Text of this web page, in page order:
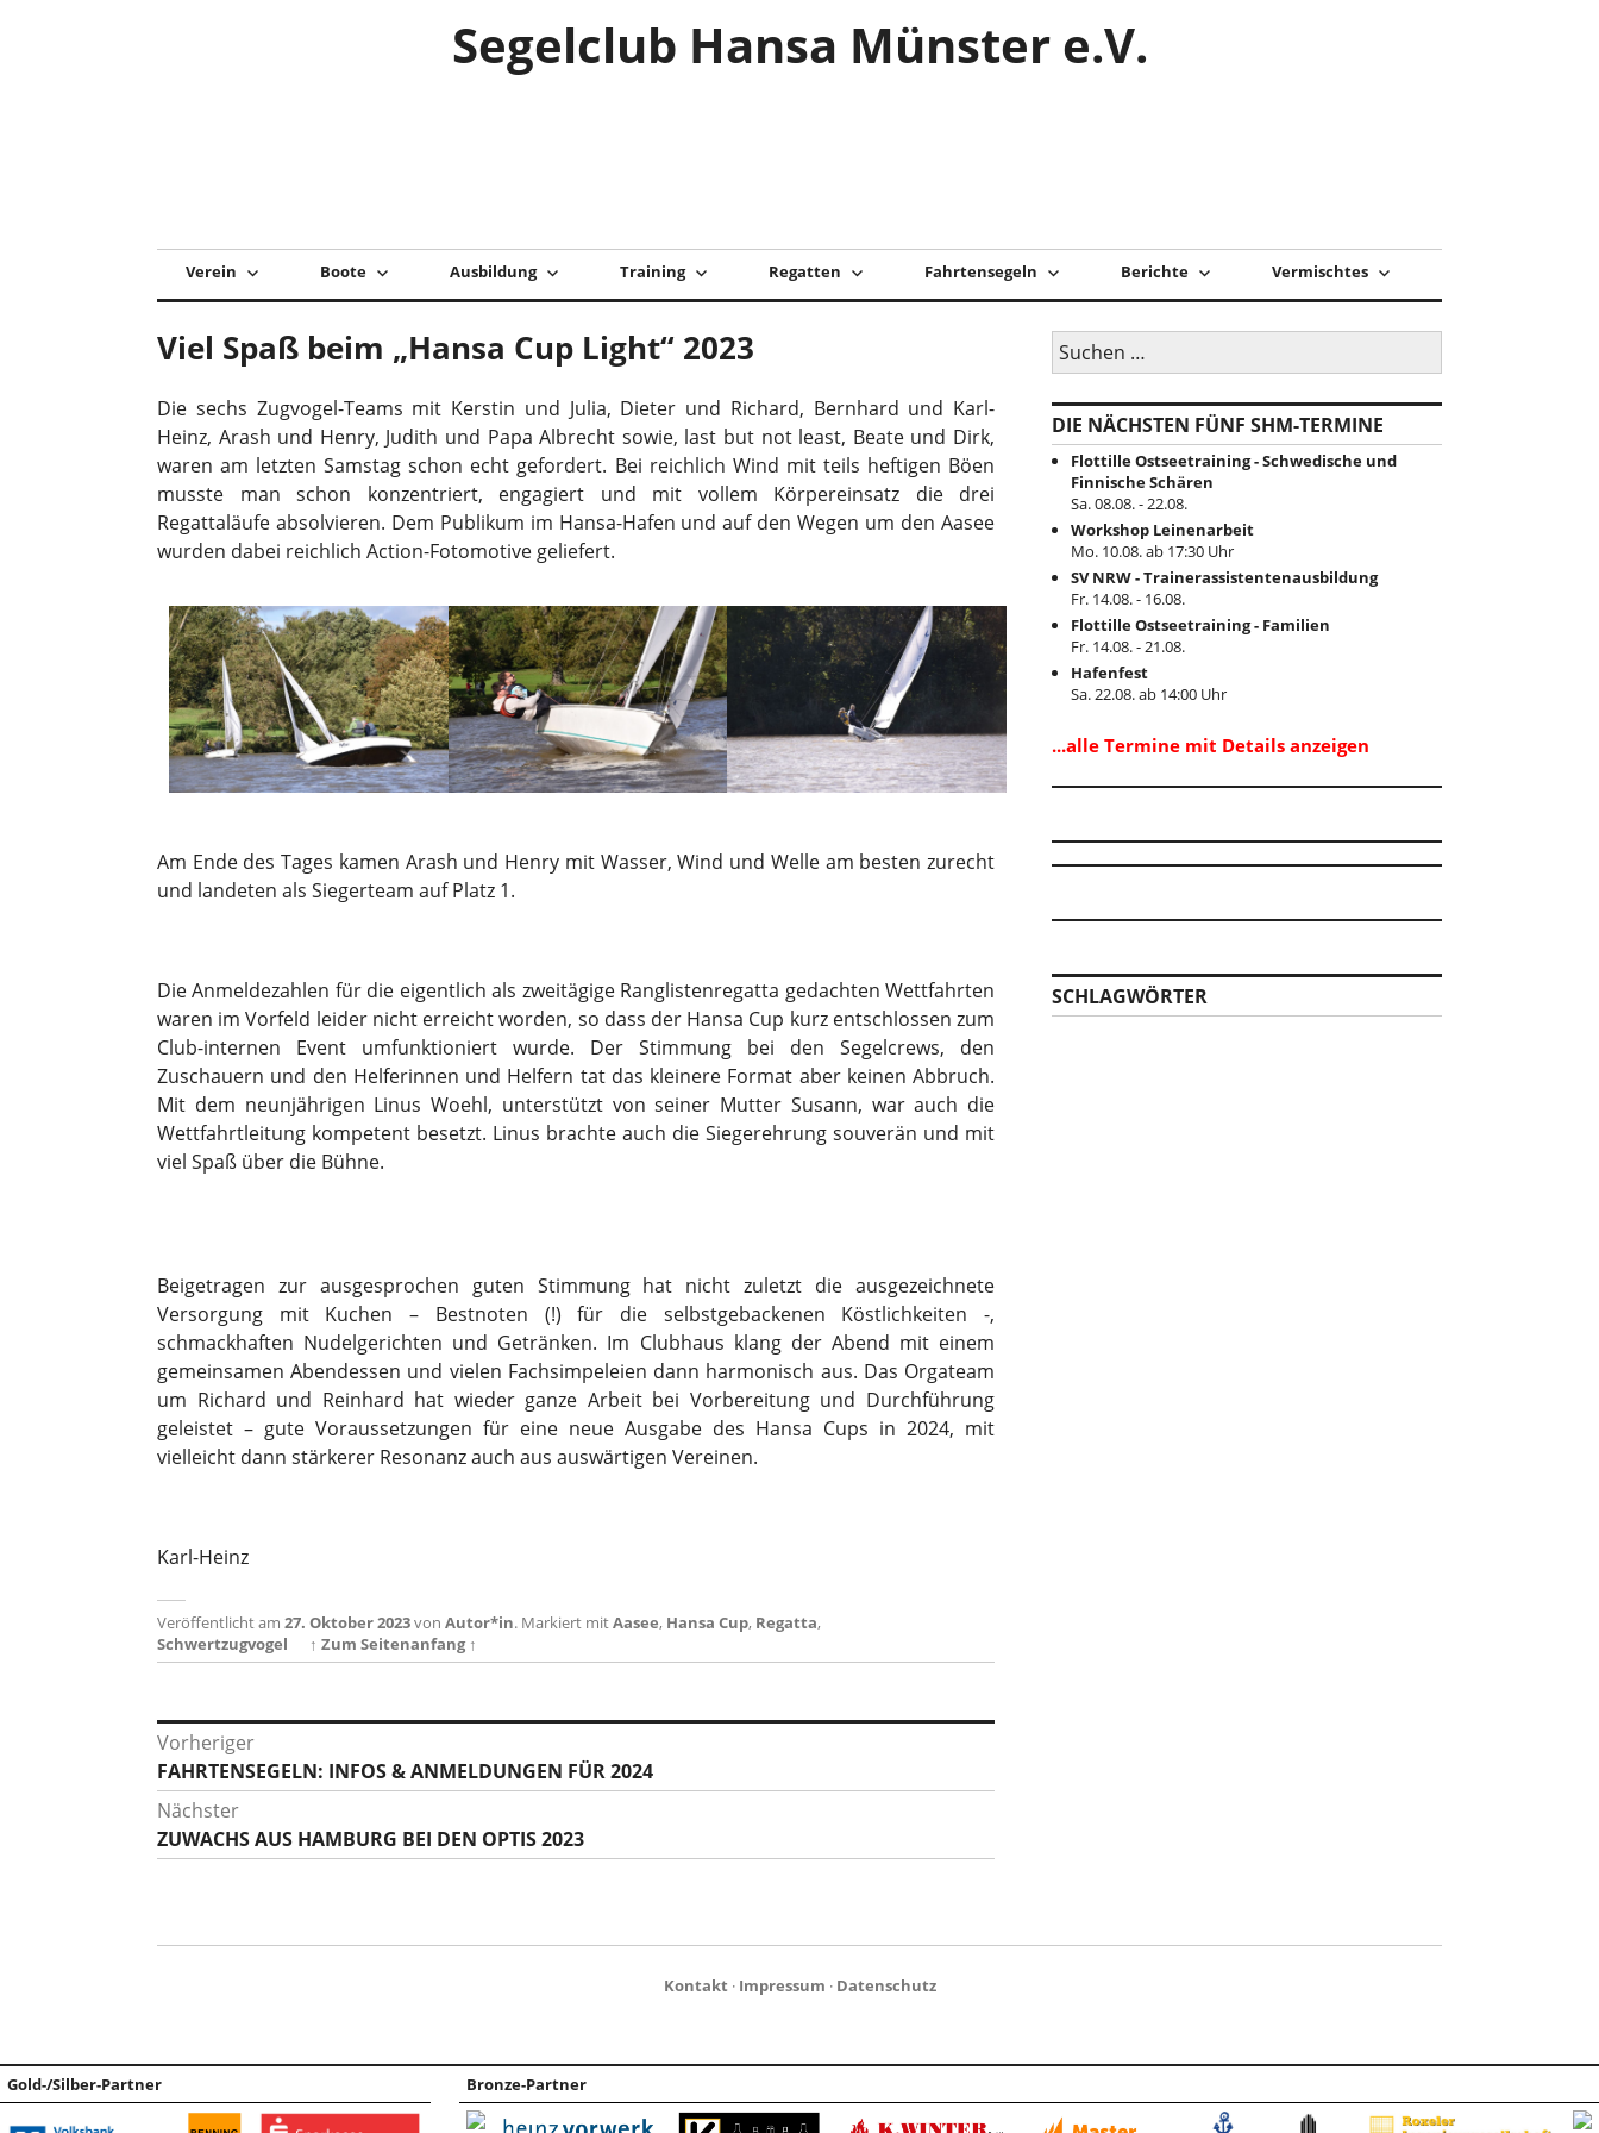
Segelclub Hansa Münster e.V.
Verein Boote Ausbildung Training Regatten Fahrtensegeln Berichte Vermischtes
Viel Spaß beim „Hansa Cup Light“ 2023
Die sechs Zugvogel-Teams mit Kerstin und Julia, Dieter und Richard, Bernhard und Karl-
Heinz, Arash und Henry, Judith und Papa Albrecht sowie, last but not least, Beate und Dirk,
waren am letzten Samstag schon echt gefordert. Bei reichlich Wind mit teils heftigen Böen
musste man schon konzentriert, engagiert und mit vollem Körpereinsatz die drei
Regattaläufe absolvieren. Dem Publikum im Hansa-Hafen und auf den Wegen um den Aasee
wurden dabei reichlich Action-Fotomotive geliefert.
Am Ende des Tages kamen Arash und Henry mit Wasser, Wind und Welle am besten zurecht
und landeten als Siegerteam auf Platz 1.
Die Anmeldezahlen für die eigentlich als zweitägige Ranglistenregatta gedachten Wettfahrten
waren im Vorfeld leider nicht erreicht worden, so dass der Hansa Cup kurz entschlossen zum
Club-internen Event umfunktioniert wurde. Der Stimmung bei den Segelcrews, den
Zuschauern und den Helferinnen und Helfern tat das kleinere Format aber keinen Abbruch.
Mit dem neunjährigen Linus Woehl, unterstützt von seiner Mutter Susann, war auch die
Wettfahrtleitung kompetent besetzt. Linus brachte auch die Siegerehrung souverän und mit
viel Spaß über die Bühne.
Beigetragen zur ausgesprochen guten Stimmung hat nicht zuletzt die ausgezeichnete
Versorgung mit Kuchen – Bestnoten (!) für die selbstgebackenen Köstlichkeiten -,
schmackhaften Nudelgerichten und Getränken. Im Clubhaus klang der Abend mit einem
gemeinsamen Abendessen und vielen Fachsimpeleien dann harmonisch aus. Das Orgateam
um Richard und Reinhard hat wieder ganze Arbeit bei Vorbereitung und Durchführung
geleistet – gute Voraussetzungen für eine neue Ausgabe des Hansa Cups in 2024, mit
vielleicht dann stärkerer Resonanz auch aus auswärtigen Vereinen.
Karl-Heinz
Veröffentlicht am 27. Oktober 2023von Autor*in. Markiert mitAasee, Hansa Cup, Regatta,
Schwertzugvogel
↑ Zum Seitenanfang ↑
Beitragsnavigation
Vorheriger
Vorheriger
Beitrag:
FAHRTENSEGELN: INFOS & ANMELDUNGEN FÜR 2024
Nächster
Nächster
Beitrag:
ZUWACHS AUS HAMBURG BEI DEN OPTIS 2023
Suchen
nach:
DIE NÄCHSTEN FÜNF SHM-TERMINE
Flottille Ostseetraining - Schwedische und
Finnische Schären
Sa. 08.08. - 22.08.
Workshop Leinenarbeit
Mo. 10.08. ab 17:30 Uhr
SV NRW - Trainerassistentenausbildung
Fr. 14.08. - 16.08.
Flottille Ostseetraining - Familien
Fr. 14.08. - 21.08.
Hafenfest
Sa. 22.08. ab 14:00 Uhr
...alle Termine mit Details anzeigen
SCHLAGWÖRTER
Gold-/Silber-Partner Bronze-Partner
Kontakt · Impressum · Datenschutz